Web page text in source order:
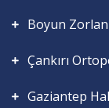
Boyun
Çankırı
Gaziantep